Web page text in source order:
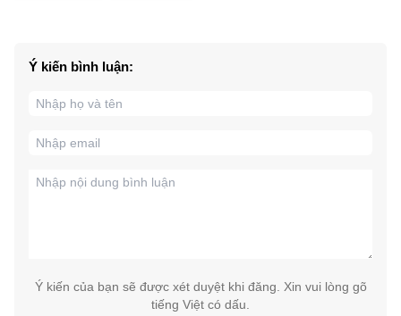
Ý kiến bình luận:
Ý kiến của bạn sẽ được xét duyệt khi đăng. Xin vui lòng gõ
tiếng Việt có dấu.